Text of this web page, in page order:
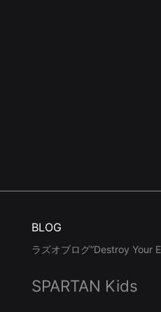
BLOG
ラズオブログ”Destroy Your
SPARTAN Kids